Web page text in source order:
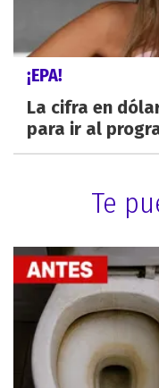
¡EPA!
La cifra en
para ir al
Te